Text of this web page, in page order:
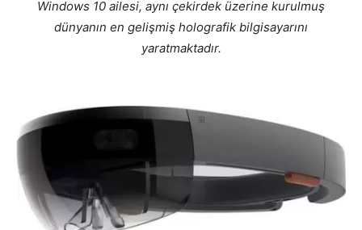
Windows 10 ailesi, aynı çekirdek üzerine kurulmuş
dünyanın en gelişmiş holografik bilgisayarını
yaratmaktadır.